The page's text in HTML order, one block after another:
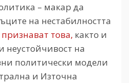
– макар да
на нестабилността
признават това, както и
неустойчивост на
политически модели
и Източна